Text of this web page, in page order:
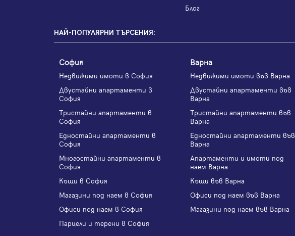
Блог
НАЙ-ПОПУЛЯРНИ ТЪРСЕНИЯ:
София
Недвижими имоти в София
Двустайни апартаменти в
София
Тристайни апартаменти в
София
Едностайни апартаменти в
София
Многостайни апартаменти в
София
Къщи в София
Магазини под наем в София
Офиси под наем в София
Парцели и терени в София
Варна
Недвижими имоти във Варна
Двустайни апартаменти във
Варна
Тристайни апартаменти във
Варна
Едностайни апартаменти във
Варна
Апартаменти и имоти под
наем Варна
Къщи във Варна
Офиси под наем във Варна
Магазини под наем във Варна